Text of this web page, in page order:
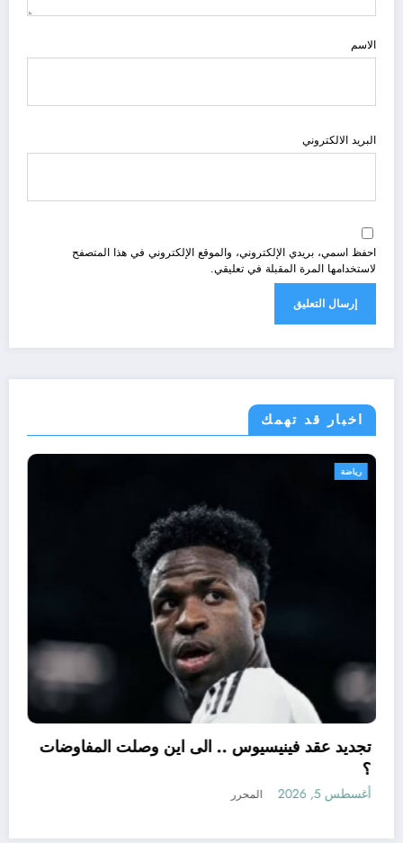
الاسم
البريد الالكتروني
احفظ اسمي، بريدي الإلكتروني، والموقع الإلكتروني في هذا المتصفح
لاستخدامها المرة المقبلة في تعليقي.
اخبار قد تهمك
تجديد عقد فينيسيوس .. الى